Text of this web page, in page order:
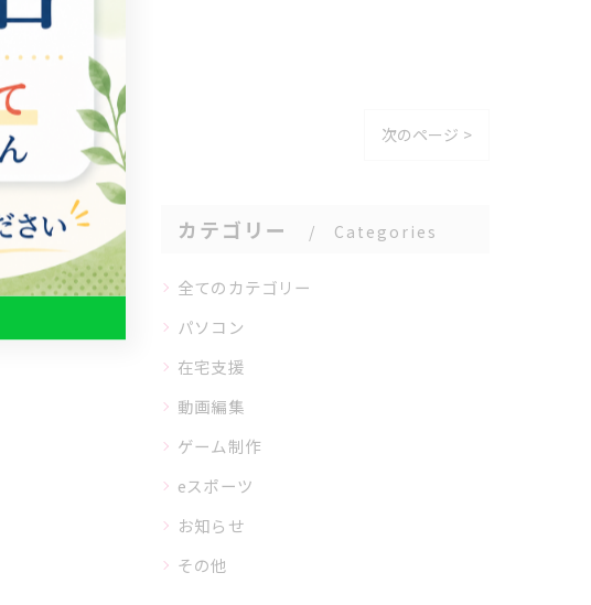
次のページ >
カテゴリー Categories
全てのカテゴリー
パソコン
在宅支援
動画編集
ゲーム制作
eスポーツ
お知らせ
その他